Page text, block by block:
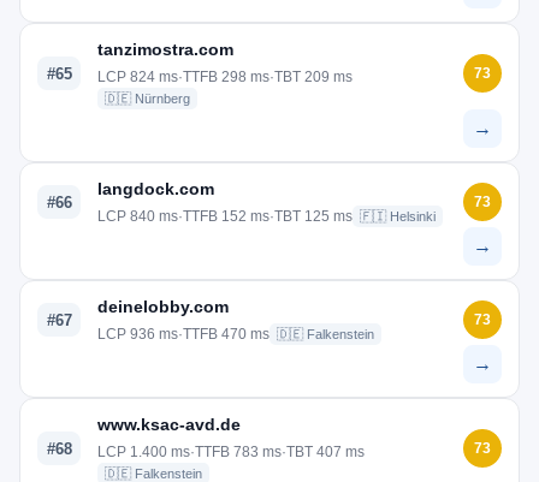
#65
tanzimostra.com
LCP 824 ms·TTFB 298 ms·TBT 209 ms
🇩🇪 Nürnberg
73
→
#66
langdock.com
LCP 840 ms·TTFB 152 ms·TBT 125 ms 🇫🇮 Helsinki
73
→
#67
deinelobby.com
LCP 936 ms·TTFB 470 ms 🇩🇪 Falkenstein
73
→
#68
www.ksac-avd.de
LCP 1.400 ms·TTFB 783 ms·TBT 407 ms
🇩🇪 Falkenstein
73